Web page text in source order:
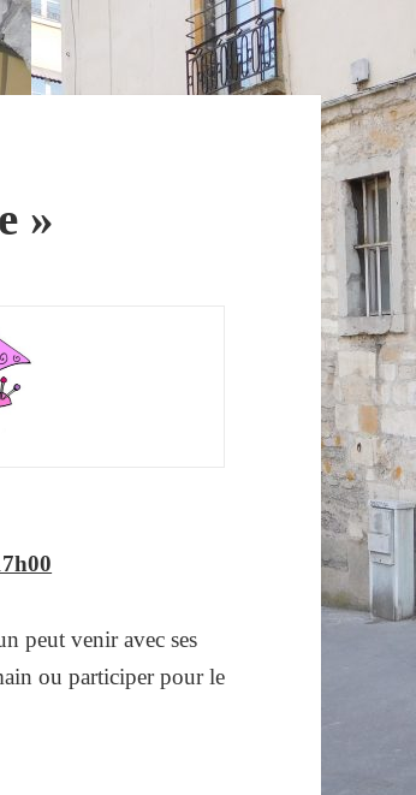
»
peut venir avec ses
ou participer pour le